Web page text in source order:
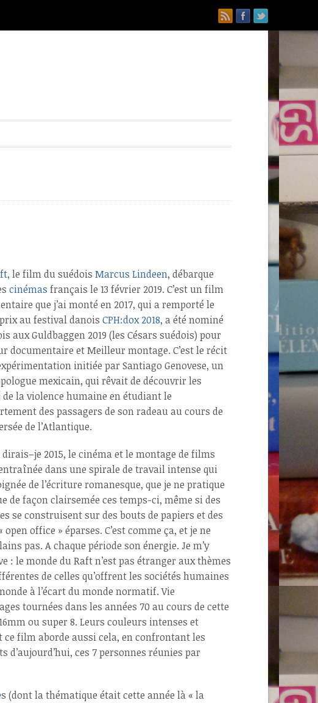
le film du suédois Marcus Lindeen, débarque
cinémas français le 13 février 2019. C’est un film
que j’ai monté en 2017, qui a remporté le
au festival danois CPH:dox 2018, a été nominé
aux Guldbaggen 2019 (les Césars suédois) pour
documentaire et Meilleur montage. C’est le récit
initiée par Santiago Genovese, un
mexicain, qui rêvait de découvrir les
de la violence humaine en étudiant le
des passagers de son radeau au cours de
de l’Atlantique.
dirais–je 2015, le cinéma et le montage de films
dans une spirale de travail intense qui
de l’écriture romanesque, que je ne pratique
de façon clairsemée ces temps-ci, même si des
se construisent sur des bouts de papiers et des
open office » éparses. C’est comme ça, et je ne
pas. A chaque période son énergie. Je m’y
: le monde du Raft n’est pas étranger aux thèmes
de celles qu’offrent les sociétés humaines
à l’écart du monde normatif. Vie
tournées dans les années 70 au cours de cette
ou super 8. Leurs couleurs intenses et
ce film aborde aussi cela, en confrontant les
d’aujourd’hui, ces 7 personnes réunies par
s (dont la thématique était cette année là « la